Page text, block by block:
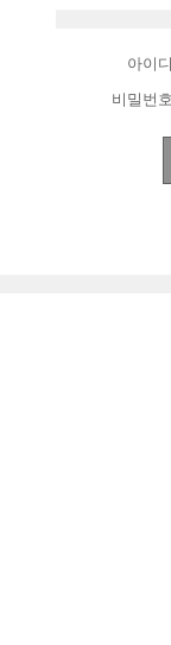
아이
비밀번